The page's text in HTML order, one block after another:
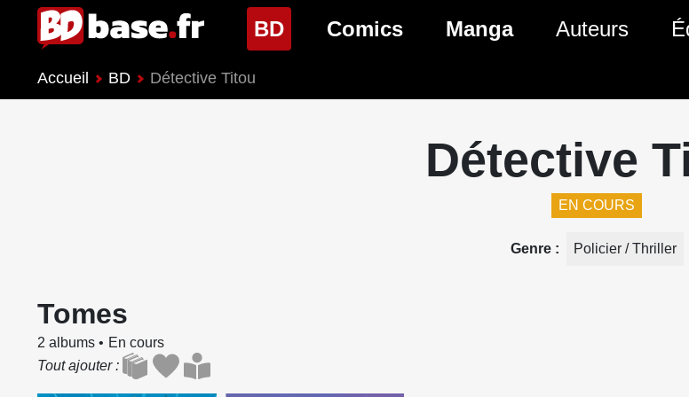
BD(page courante)
Comics
Genres Comics
Manga
Genres Manga
Auteurs
Accueil BD Détective Titou
Détective
EN COURS
Genre Policier / Thriller
Tomes
2 albums
En cours
Tout ajouter